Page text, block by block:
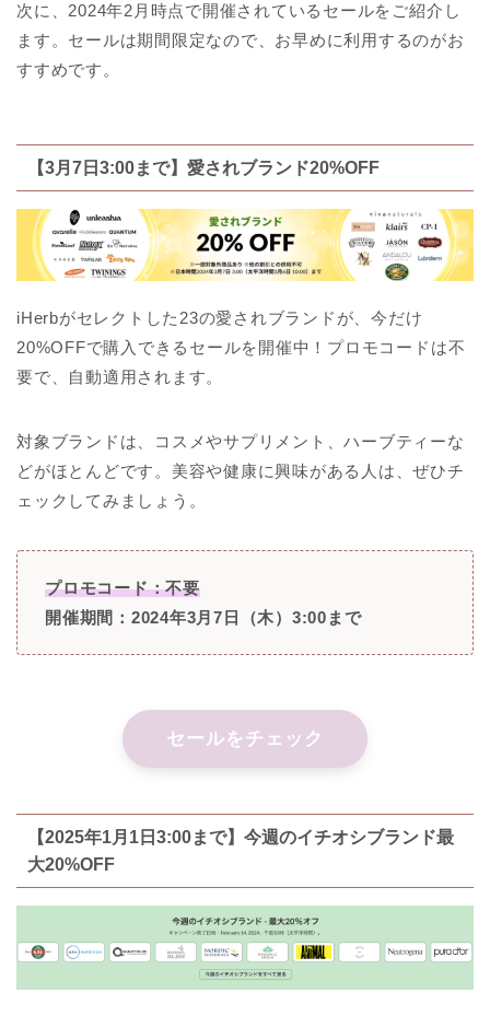
次に、2024年2月時点で開催されているセールをご紹介し
ます。セールは期間限定なので、お早めに利用するのがお
すすめです。
【3月7日3:00まで】愛されブランド20%OFF
iHerbがセレクトした23の愛されブランドが、今だけ
20%OFFで購入できるセールを開催中！プロモコードは不
要で、自動適用されます。
対象ブランドは、コスメやサプリメント、ハーブティーな
どがほとんどです。美容や健康に興味がある人は、ぜひチ
ェックしてみましょう。
プロモコード：不要
開催期間：2024年3月7日（木）3:00まで
セールをチェック
【2025年1月1日3:00まで】今週のイチオシブランド最
大20%OFF